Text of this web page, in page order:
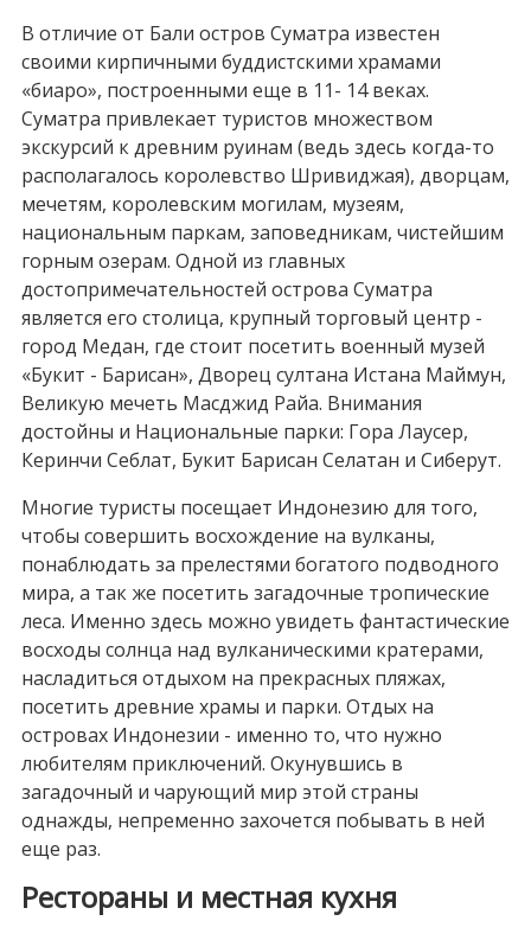
В отличие от Бали остров Суматра известен
своими кирпичными буддистскими храмами
«биаро», построенными еще в 11- 14 веках.
Суматра привлекает туристов множеством
экскурсий к древним руинам (ведь здесь когда-то
располагалось королевство Шривиджая), дворцам,
мечетям, королевским могилам, музеям,
национальным паркам, заповедникам, чистейшим
горным озерам. Одной из главных
достопримечательностей острова Суматра
является его столица, крупный торговый центр -
город Медан, где стоит посетить военный музей
«Букит - Барисан», Дворец султана Истана Маймун,
Великую мечеть Масджид Райа. Внимания
достойны и Национальные парки: Гора Лаусер,
Керинчи Себлат, Букит Барисан Селатан и Сиберут.
Многие туристы посещает Индонезию для того,
чтобы совершить восхождение на вулканы,
понаблюдать за прелестями богатого подводного
мира, а так же посетить загадочные тропические
леса. Именно здесь можно увидеть фантастические
восходы солнца над вулканическими кратерами,
насладиться отдыхом на прекрасных пляжах,
посетить древние храмы и парки. Отдых на
островах Индонезии - именно то, что нужно
любителям приключений. Окунувшись в
загадочный и чарующий мир этой страны
однажды, непременно захочется побывать в ней
еще раз.
Рестораны и местная кухня